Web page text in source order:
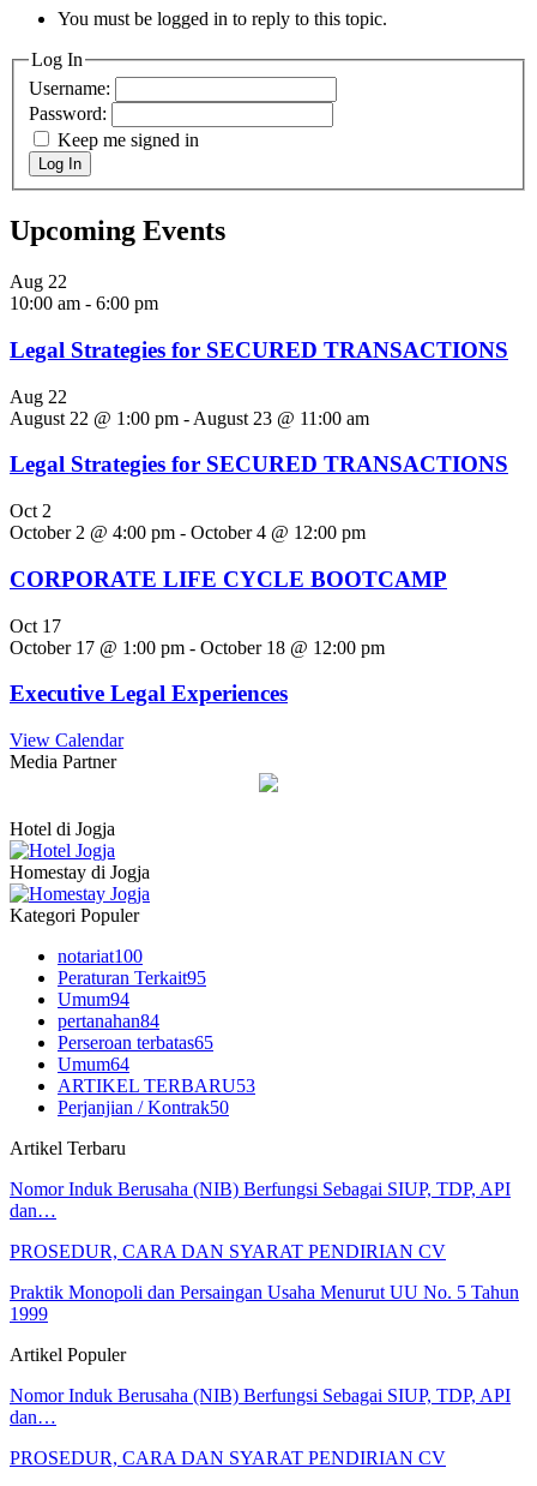
You must be logged in to reply to this topic.
Log In
Username:
Password:
Keep me signed in
Log In
Upcoming Events
Aug 22
10:00 am - 6:00 pm
Legal Strategies for SECURED TRANSACTIONS
Aug 22
August 22 @ 1:00 pm - August 23 @ 11:00 am
Legal Strategies for SECURED TRANSACTIONS
Oct 2
October 2 @ 4:00 pm - October 4 @ 12:00 pm
CORPORATE LIFE CYCLE BOOTCAMP
Oct 17
October 17 @ 1:00 pm - October 18 @ 12:00 pm
Executive Legal Experiences
View Calendar
Media Partner
Hotel di Jogja
Homestay di Jogja
Kategori Populer
notariat100
Peraturan Terkait95
Umum94
pertanahan84
Perseroan terbatas65
Umum64
ARTIKEL TERBARU53
Perjanjian / Kontrak50
Artikel Terbaru
Nomor Induk Berusaha (NIB) Berfungsi Sebagai SIUP, TDP, API
dan…
PROSEDUR, CARA DAN SYARAT PENDIRIAN CV
Praktik Monopoli dan Persaingan Usaha Menurut UU No. 5 Tahun
1999
Artikel Populer
Nomor Induk Berusaha (NIB) Berfungsi Sebagai SIUP, TDP, API
dan…
PROSEDUR, CARA DAN SYARAT PENDIRIAN CV